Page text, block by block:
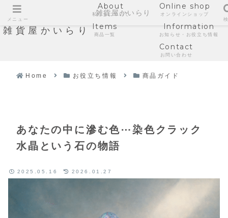
雑貨屋かいらり
About
私たちについて
Online shop
オンラインショップ
Items
商品一覧
Information
お知らせ・お役立ち情報
Contact
お問い合わせ
Home お役立ち情報 商品ガイド
あなたの中に滲む色⋯染色クラック
水晶という石の物語
2025.05.16 2026.01.27
メニュー
雑貨屋かいらり